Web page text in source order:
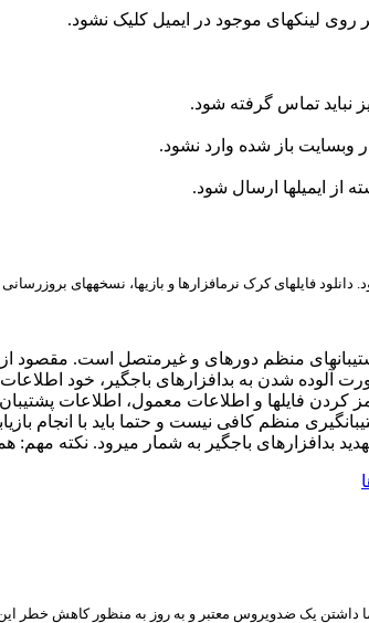
فایلهای کرک نرمافزارها و بازیها، نسخههای
منظم دورهای و غیرمتصل است.
آلوده شدن به بدافزارهای باجگیر، خود
کردن فایلها و اطلاعات معمول، اطلاعات
منظم کافی نیست و حتما باید با انجام
بدافزارهای باجگیر به شمار میرود. نکته
اما داشتن یک ضدویروس معتبر و به روز به منظور کاهش